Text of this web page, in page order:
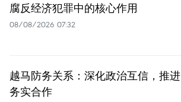
腐反经济犯罪中的核心作用
08/08/2026 07:32
越马防务关系：深化政治互信，推进
务实合作